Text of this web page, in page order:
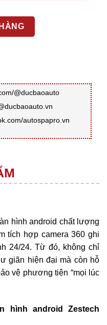
lượng
@ducbaoauto
autospapro.vn
hình android chất lượng
tích hợp camera 360 ghi
24/24. Từ đó, không chỉ
giãn hiện đại mà còn hỗ
vệ phương tiện “mọi lúc
hình android Zestech